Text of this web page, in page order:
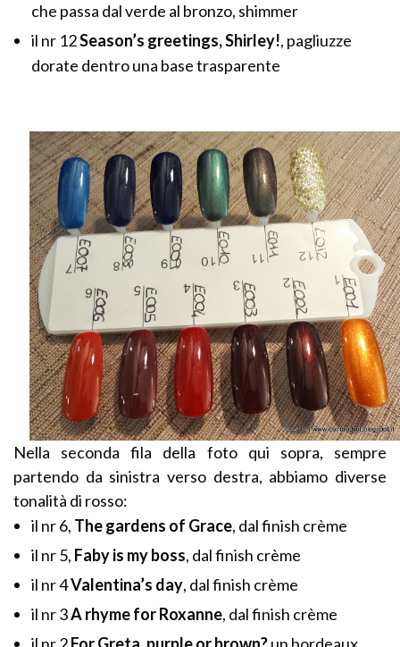
che passa dal verde al bronzo, shimmer
il nr 12Season’s greetings, Shirley!, pagliuzze
dorate dentro una base trasparente
Nella seconda fila della foto qui sopra, sempre
partendo da sinistra verso destra, abbiamo diverse
tonalità di rosso:
il nr 6, The gardens of Grace, dal finish crème
il nr 5, Faby is my boss, dal finish crème
il nr 4Valentina’s day, dal finish crème
il nr 3A rhyme for Roxanne, dal finish crème
il nr 2For Greta, purple or brown?un bordeaux